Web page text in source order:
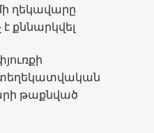
ղեկավարը
քննարկվել
թաքնված